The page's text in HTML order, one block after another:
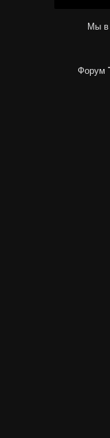
Мы в
Форум